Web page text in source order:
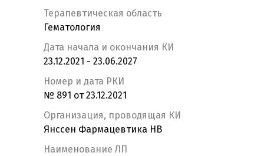
Терапевтическая область
Гематология
Дата начала и окончания КИ
23.12.2021 - 23.06.2027
Номер и дата РКИ
№ 891 от 23.12.2021
Организация, проводящая КИ
Янссен Фармацевтика НВ
Наименование ЛП